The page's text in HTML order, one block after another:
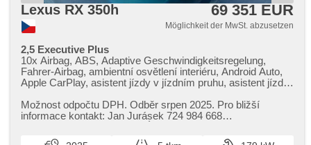
Lexus RX 350h 69 351 EUR
Möglichkeit der MwSt. abzusetzen
2,5 Executive Plus
10x Airbag, ABS, Adaptive Geschwindigkeitsregelung,
Fahrer-Airbag, ambientní osvětlení interiéru, Android Auto,
Apple CarPlay, asistent jízdy v jízdním pruhu, asistent jízdy
jízdního pruhu, autom. Aktivation der Warnflutlicht,
Klimaautomatik, Automatikgetriebe, autom. einstellbares
přepínání dálkových světel, samostmívací zrcátka,
Možnost odpočtu DPH. Odběr srpen 2025. Pro bližší
informace kontakt: Jan Jurásek 724 984 668